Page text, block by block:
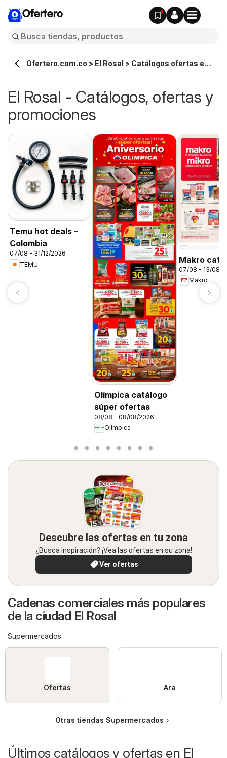
Ofertero
Ofertero.com.co > El Rosal > Catálogos ofertas en
El Rosal - Catálogos, ofertas y
promociones
Temu hot deals –
Colombia
07/08 - 31/12/2026
TEMU
Olímpica catálogo
súper ofertas
08/08 - 08/08/2026
Olímpica
Makro
07/08 - 13/08/
Makro
Descubre las ofertas en tu zona
¿Busca inspiración? ¡Vea las ofertas en su zona!
Ver ofertas
Cadenas comerciales más populares
de la ciudad El Rosal
Supermercados
Ofertas Ara
Otras tiendas Supermercados
Últimos catálogos y ofertas en El